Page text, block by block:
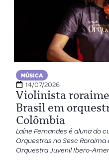
MÚSICA
14/07/2026
Violinista
Brasil em
Colômbia
Laíne Fernandes é aluna do
Orquestras no Sesc
Orquestra Juvenil Ibero-